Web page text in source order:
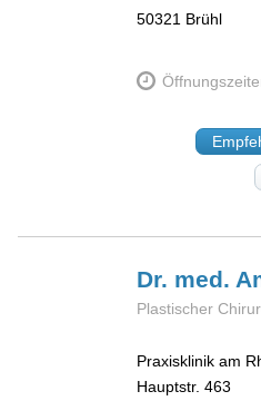
50321 Brühl
Dr. med.
Plastischer
Praxisklinik am
Hauptstr. 463